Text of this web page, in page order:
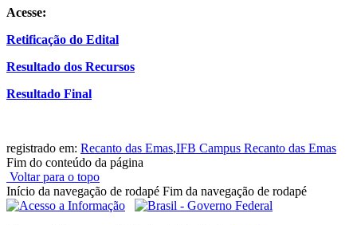
Acesse:
Retificação do Edital
Resultado dos Recursos
Resultado Final
registrado em: Recanto das Emas,IFB Campus Recanto das Emas
Fim do conteúdo da página
Voltar para o topo
Início da navegação de rodapé Fim da navegação de rodapé